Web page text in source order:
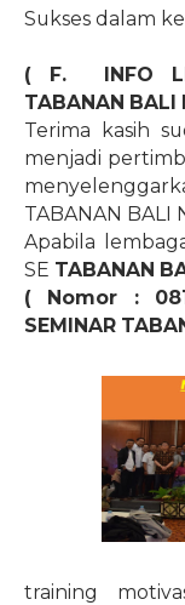
Sukses dalam
( F.
INFO
TABANAN BALI
Terima kasih
menjadi
TABANAN BALI
Apabila
SE TABANAN
( Nomor :
SEMINAR
training